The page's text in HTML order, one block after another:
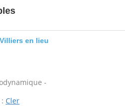
en lieu
-
Cler